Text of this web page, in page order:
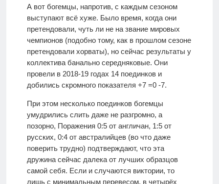
А вот богемцы, напротив, с каждым сезоном
выступают всё хуже. Было время, когда они
претендовали, чуть ли не на звание мировых
чемпионов (подобно тому, как в прошлом сезоне
претендовали хорваты), но сейчас результаты у
коллектива банально середняковые. Они
провели в 2018-19 годах 14 поединков и
добились скромного показателя +7 =0 -7.
При этом несколько поединков богемцы
умудрились слить даже не разгромно, а
позорно, Поражения 0:5 от англичан, 1:5 от
русских, 0:4 от австралийцев (во что даже
поверить трудно) подтверждают, что эта
дружина сейчас далека от лучших образцов
самой себя. Если и случаются виктории, то
лишь с минимальным перевесом, в четырёх